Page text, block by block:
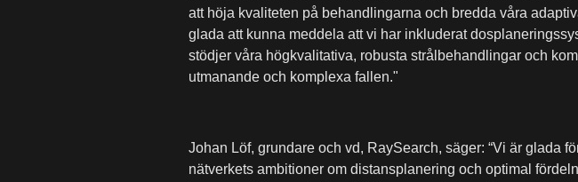
att höja kvaliteten på behandlingarna och bredda våra
glada att kunna meddela att vi har inkluderat
stödjer våra högkvalitativa, robusta strålbehandlingar och
utmanande och komplexa fallen."
Johan Löf, grundare och vd, RaySearch, säger: “Vi är glada
nätverkets ambitioner om distansplanering och optimal